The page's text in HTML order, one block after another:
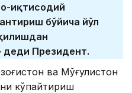
иқтисодий
бўйича йўл
деди Президент.
ва Мўғулистон
кўпайтириш